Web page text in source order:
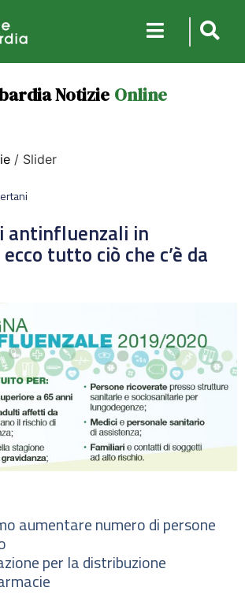
Notizie Online
/ Slider
antinfluenzali in
tutto ciò che c’è da
aumentare numero di persone
per la distribuzione